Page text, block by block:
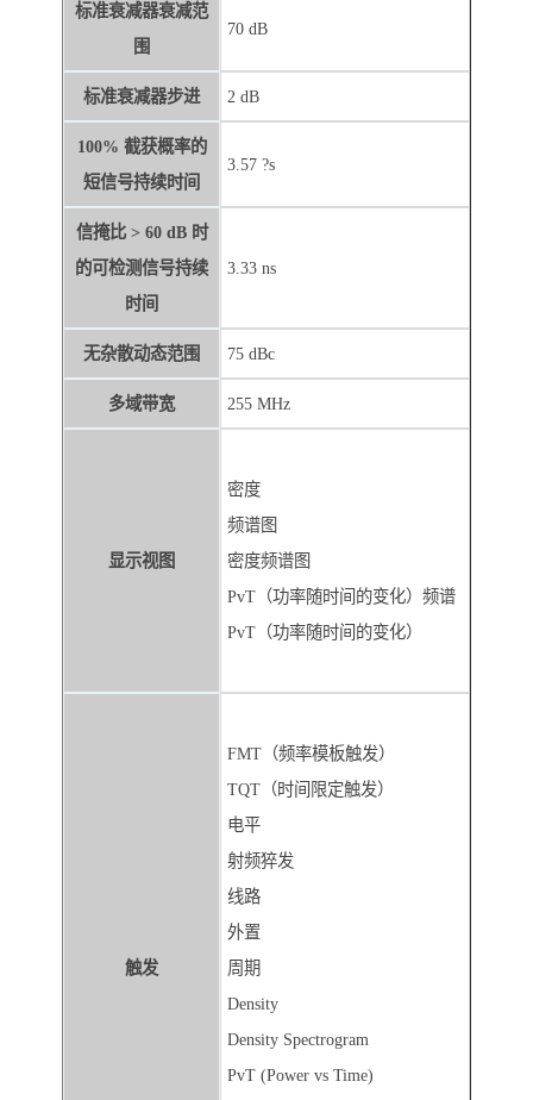
标准衰减器衰减范
围
70 dB
标准衰减器步进 2 dB
100% 截获概率的
短信号持续时间
3.57 ?s
信掩比 > 60 dB 时
的可检测信号持续
时间
3.33 ns
无杂散动态范围 75 dBc
多域带宽 255 MHz
显示视图
密度
频谱图
密度频谱图
PvT（功率随时间的变化）频谱
PvT（功率随时间的变化）
触发
FMT（频率模板触发）
TQT（时间限定触发）
电平
射频猝发
线路
外置
周期
Density
Density Spectrogram
PvT (Power vs Time)